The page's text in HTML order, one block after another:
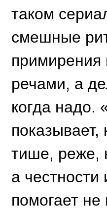
таком
смешные
примирения
речами, а
когда надо.
показывает,
тише, реже,
а
помогает не